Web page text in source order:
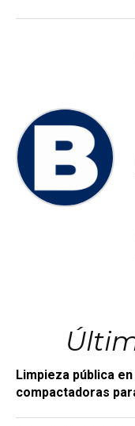
Limpieza pública
compactadoras